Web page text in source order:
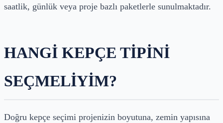
saatlik, günlük veya proje bazlı paketlerle sunulmaktadır.
HANGI KEPÇE TIPINI
SEÇMELIYIM?
Doğru kepçe seçimi projenizin boyutuna, zemin yapısına